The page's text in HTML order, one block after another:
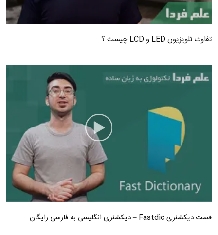
تفاوت تلویزیون LED و LCD چیست ؟
فست دیکشنری Fastdic – دیکشنری انگلیسی به فارسی رایگان